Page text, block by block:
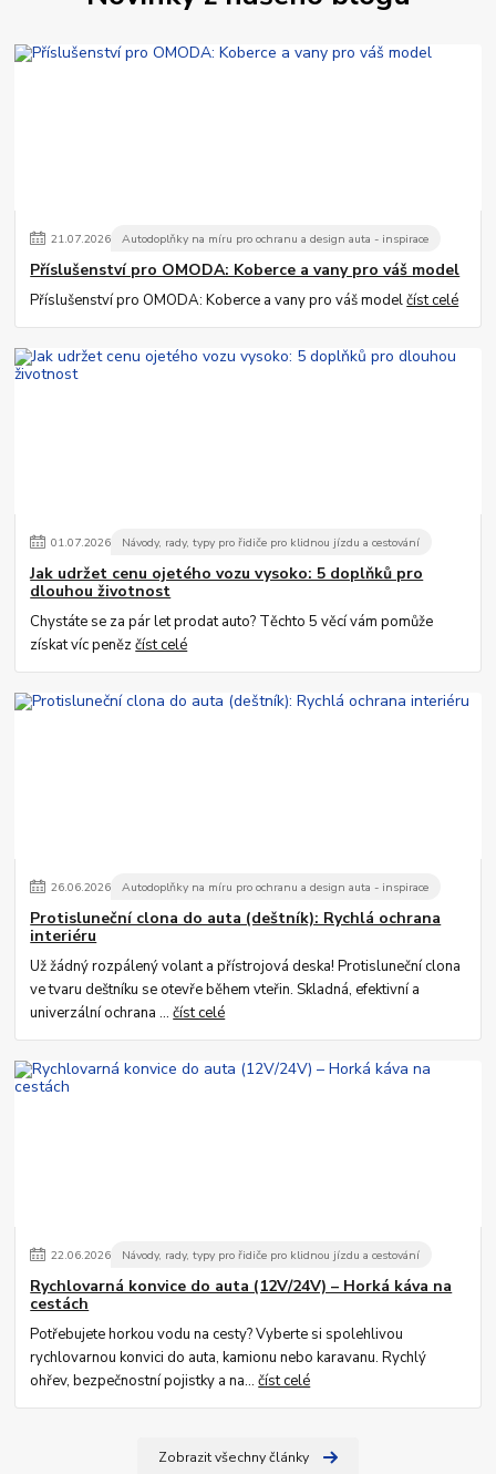
21.07.2026 Autodoplňky na míru pro ochranu a design auta - inspirace
Příslušenství pro OMODA: Koberce a vany pro váš model
Příslušenství pro OMODA: Koberce a vany pro váš modelčíst celé
01.07.2026 Návody, rady, typy pro řidiče pro klidnou jízdu a cestování
Jak udržet cenu ojetého vozu vysoko: 5 doplňků pro
dlouhou životnost
Chystáte se za pár let prodat auto? Těchto 5 věcí vám pomůže
získat víc penězčíst celé
26.06.2026 Autodoplňky na míru pro ochranu a design auta - inspirace
Protisluneční clona do auta (deštník): Rychlá ochrana
interiéru
Už žádný rozpálený volant a přístrojová deska! Protisluneční clona
ve tvaru deštníku se otevře během vteřin. Skladná, efektivní a
univerzální ochrana ...číst celé
22.06.2026 Návody, rady, typy pro řidiče pro klidnou jízdu a cestování
Rychlovarná konvice do auta (12V/24V) – Horká káva na
cestách
Potřebujete horkou vodu na cesty? Vyberte si spolehlivou
rychlovarnou konvici do auta, kamionu nebo karavanu. Rychlý
ohřev, bezpečnostní pojistky a na...číst celé
Zobrazit všechny články